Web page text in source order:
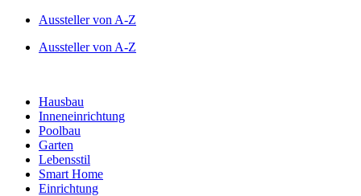
Zum
springen
Aussteller von A-Z
Aussteller von A-Z
Hausbau
Inneneinrichtung
Poolbau
Garten
Lebensstil
Smart Home
Einrichtung